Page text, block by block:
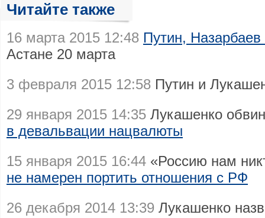
Читайте также
16 марта 2015 12:48 Путин,
Астане 20 марта
3 февраля 2015 12:58 Путин и
29 января 2015 14:35 Лукашенко
в девальвации нацвалюты
15 января 2015 16:44 «Россию нам
не намерен портить отношения с РФ
26 декабря 2014 13:39 Лукашенко